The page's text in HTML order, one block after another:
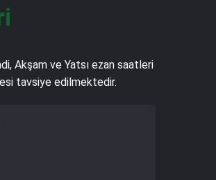
Akşam ve Yatsı ezan saatleri
tavsiye edilmektedir.